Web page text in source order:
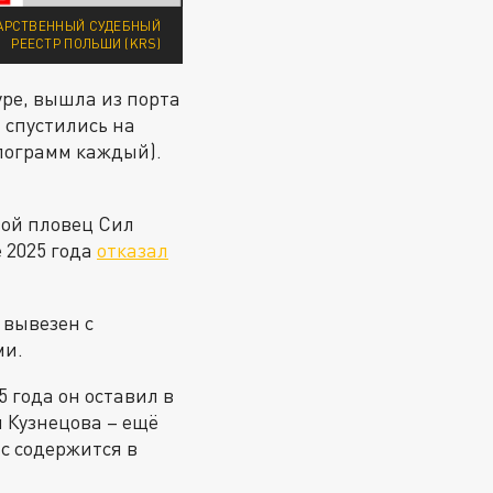
СУДЕБНЫЙ
РЕЕСТР ПОЛЬШИ (KRS)
вышла из порта
на
каждый).
пловец Сил
года отказал
с
он оставил в
– ещё
содержится в